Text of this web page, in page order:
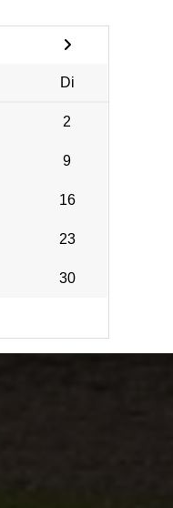
Di
2
9
16
23
30